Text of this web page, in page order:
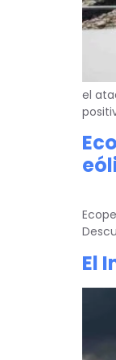
el
El